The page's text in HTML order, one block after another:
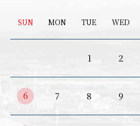
SUN MON TUE WED
1 2
6 7 8 9